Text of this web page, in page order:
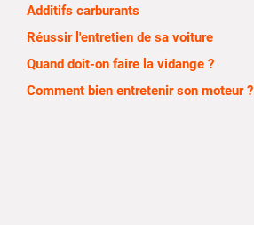
Additifs carburants
Réussir l'entretien de sa voiture
Quand doit-on faire la vidange ?
Comment bien entretenir son moteur ?